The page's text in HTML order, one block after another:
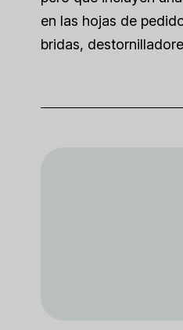
en las hojas de
bridas,